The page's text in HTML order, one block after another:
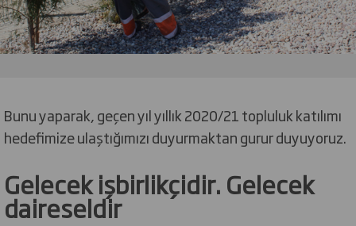
Bunu yaparak, geçen yıl yıllık 2020/21 topluluk katılımı
hedefimize ulaştığımızı duyurmaktan gurur duyuyoruz.
Gelecek işbirlikçidir. Gelecek
daireseldir